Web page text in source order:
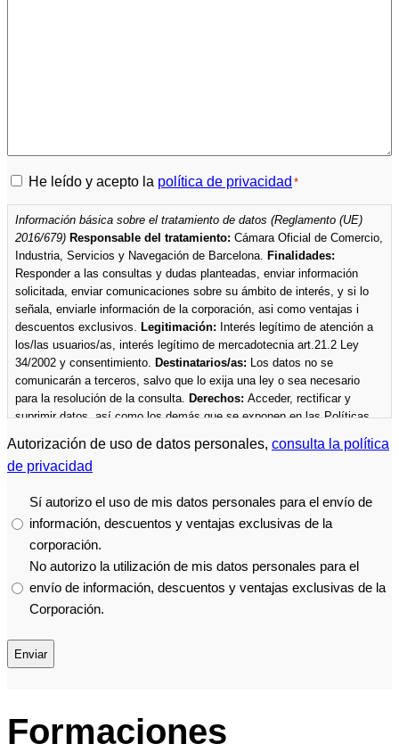
Política
de
privacidad
He leído y acepto la política de privacidad *
Información básica sobre el tratamiento de datos (Reglamento (UE)
2016/679) Responsable del tratamiento: Cámara Oficial de Comercio,
Industria, Servicios y Navegación de Barcelona. Finalidades:
Responder a las consultas y dudas planteadas, enviar información
solicitada, enviar comunicaciones sobre su ámbito de interés, y si lo
señala, enviarle información de la corporación, asi como ventajas i
descuentos exclusivos. Legitimación: Interés legítimo de atención a
los/las usuarios/as, interés legítimo de mercadotecnia art.21.2 Ley
34/2002 y consentimiento. Destinatarios/as: Los datos no se
comunicarán a terceros, salvo que lo exija una ley o sea necesario
para la resolución de la consulta. Derechos: Acceder, rectificar y
suprimir datos, así como los demás que se exponen en las Políticas
Cámara.
Autorización de uso de datos personales, consulta la política
de privacidad
Sí autorizo el uso de mis datos personales para el envío de
información, descuentos y ventajas exclusivas de la
corporación.
No autorizo ​​la utilización de mis datos personales para el
envío de información, descuentos y ventajas exclusivas de la
Corporación.
Formaciones